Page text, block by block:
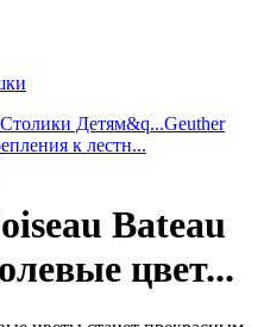
Детям&q...Geuther
к лестн...
Bateau
цвет...